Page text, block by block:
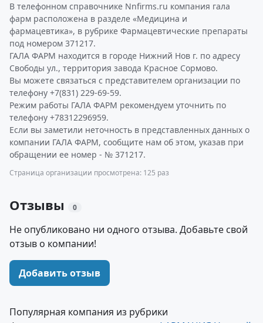
В телефонном справочнике Nnfirms.ru компания гала
фарм расположена в разделе «Медицина и
фармацевтика», в рубрике Фармацевтические препараты
под номером 371217.
ГАЛА ФАРМ находится в городе Нижний Нов г. по адресу
Свободы ул., территория завода Красное Сормово.
Вы можете связаться с представителем организации по
телефону +7(831) 229-69-59.
Режим работы ГАЛА ФАРМ рекомендуем уточнить по
телефону +78312296959.
Если вы заметили неточность в представленных данных о
компании ГАЛА ФАРМ, сообщите нам об этом, указав при
обращении ее номер - № 371217.
Страница организации просмотрена: 125 раз
Отзывы 0
Не опубликовано ни одного отзыва. Добавьте свой
отзыв о компании!
Добавить отзыв
Популярная компания из рубрики